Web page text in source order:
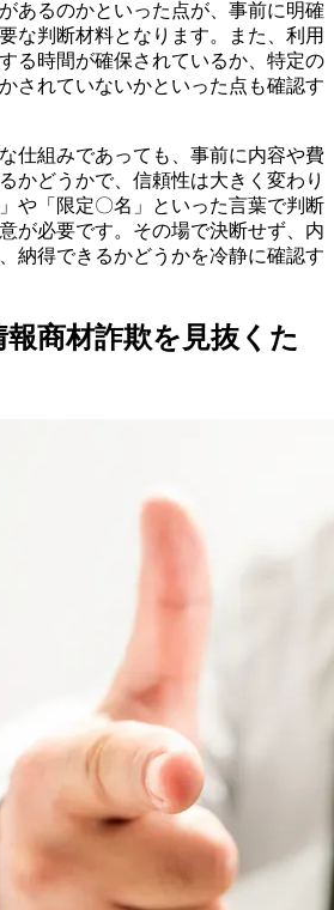
あるのかといった点が、事前に明確
な判断材料となります。また、利用
る時間が確保されているか、特定の
されていないかといった点も確認す
仕組みであっても、事前に内容や費
かどうかで、信頼性は大きく変わり
や「限定〇名」といった言葉で判断
が必要です。その場で決断せず、内
納得できるかどうかを冷静に確認す
商材詐欺を見抜くた